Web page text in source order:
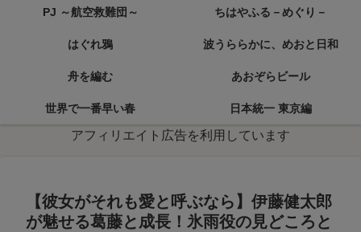
PJ ～航空救難団～ ちはやふる－めぐり－
はぐれ鴉 波うららかに、めおと日和
舟を編む あおぞらビール
世界で一番早い春 日本統一 東京編
アフィリエイト広告を利用しています
【彼女がそれも愛と呼ぶなら】伊藤健太郎
が魅せる葛藤と成長！氷雨役の見どころと